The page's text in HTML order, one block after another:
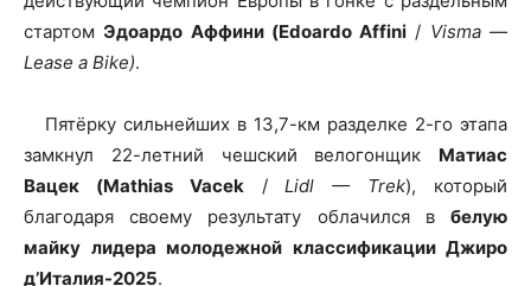
стартомЭдоардо Аффини (Edoardo Affini / Visma —
Lease a Bike).
Пятёрку сильнейших в 13,7-км разделке 2-го этапа
замкнул 22-летний чешский велогонщик Матиас
Вацек (Mathias Vacek/Lidl — Trek), который
благодаря своему результату облачился в белую
майку лидера молодежной классификации Джиро
д’Италия-2025.